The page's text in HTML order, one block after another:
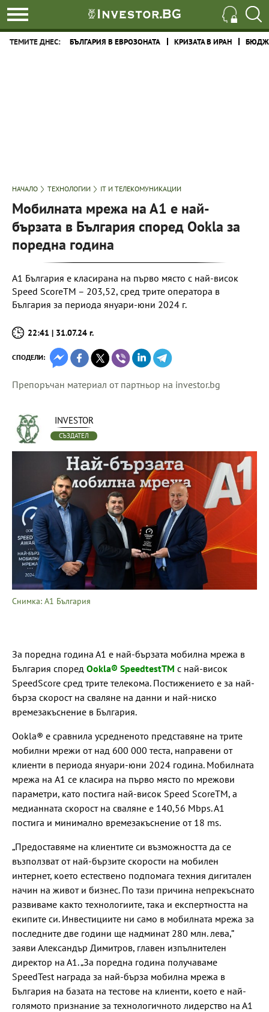
ТЕМИТЕ ДНЕС: БЪЛГАРИЯ В ЕВРОЗОНАТА КРИЗАТА В ИРАН
НАЧАЛО ТЕХНОЛОГИИ IT И ТЕЛЕКОМУНИКАЦИИ
Мобилната мрежа на А1 е най-
бързата в България според Ookla за
поредна година
A1 България е класирана на първо място с най-висок
Speed ScoreTM – 203,52, сред трите оператора в
България за периода януари-юни 2024 г.
22:41 | 31.07.24 г.
СПОДЕЛИ:
Препоръчан материал от партньор на investor.bg
INVESTOR
СЪЗДАТЕЛ
Снимка: A1 България
За поредна година А1 е най-бързата мобилна мрежа в
България според Ookla® SpeedtestTM с най-висок
SpeedScore сред трите телекома. Постижението е за най-
бърза скорост на сваляне на данни и най-ниско
времезакъснение в България.
Ookla® e сравнила усредненото представяне на трите
мобилни мрежи от над 600 000 теста, направени от
клиенти в периода януари-юни 2024 година. Мобилната
мрежа на A1 се класира на първо място по мрежови
параметри, като постига най-висок Speed ScoreTM, а
медианната скорост на сваляне е 140,56 Mbps. A1
постига и минимално времезакъснение от 18 ms.
„Предоставяме на клиентите си възможността да се
възползват от най-бързите скорости на мобилен
интернет, което естествено подпомага техния дигитален
начин на живот и бизнес. По тази причина непрекъснато
развиваме както технологиите, така и експертността на
екипите си. Инвестициите ни само в мобилната мрежа за
последните две години ще надминат 280 млн. лева,”
заяви Александър Димитров, главен изпълнителен
директор на А1. „За поредна година получаваме
SpeedTest награда за най-бърза мобилна мрежа в
България на базата на тестове на клиенти, което е най-
голямото признание за технологичното лидерство на А1